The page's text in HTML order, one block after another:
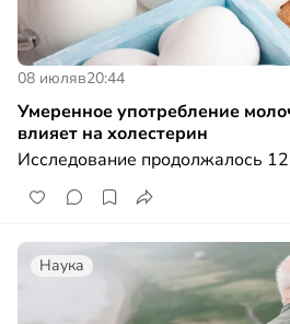
08 июляв20:44
Умеренное употребление
влияет на холестерин
Исследование продолжалось
Наука